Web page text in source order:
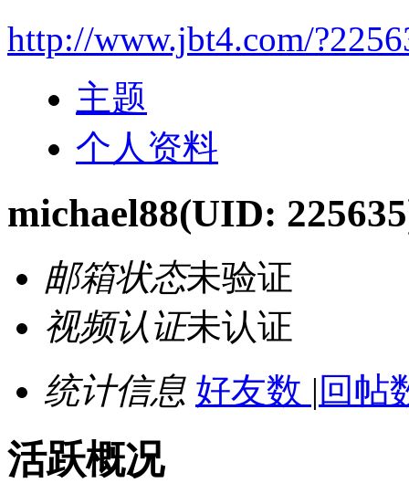
http://www.jbt4.com/
主题
个人资料
michael88(UID:
邮箱状态未验证
视频认证未认证
统计信息 好友数 | 回帖
活跃概况